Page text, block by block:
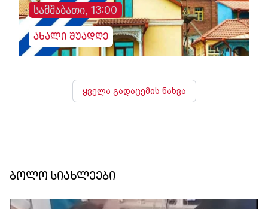
სამშაბათი, 13:00
ახალი შუადღე
ყველა გადაცემის ნახვა
ბოლო სიახლეები